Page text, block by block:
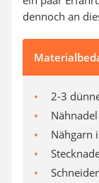
dennoch an
2-3
Nähgarn